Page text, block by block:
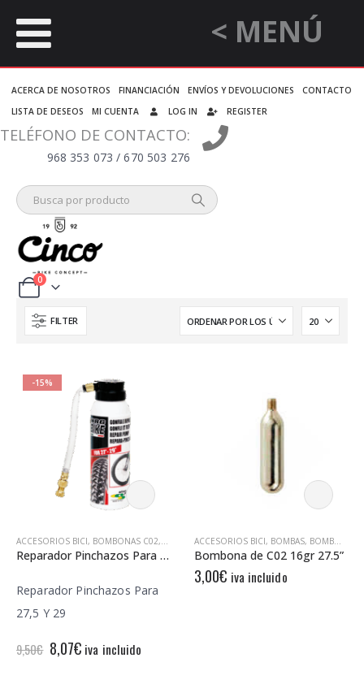
< MENÚ
ACERCA DE NOSOTROS FINANCIACIÓN ENVÍOS Y DEVOLUCIONES
CONTACTO
LISTA DE DESEOS
MI CUENTA LOG IN REGISTER
TELÉFONO DE CONTACTO:
968 353 073 / 670 503 276
0
FILTER
-15%
ACCESORIOS BICI, BOMBONAS C02, REPARADOR PINCHAZOS, TKX
Reparador Pinchazos Para 27,5 Y 29
Reparador Pinchazos Para
27,5 Y 29
9,50€ El
precio
8,07€El
precio
iva incluido
ACCESORIOS BICI, BOMBAS, BOMBONAS C02
Bombona de C02 16gr 27.5”
3,00€ iva incluido